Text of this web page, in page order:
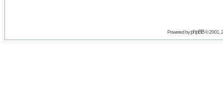
Powered byphpBB© 2001,